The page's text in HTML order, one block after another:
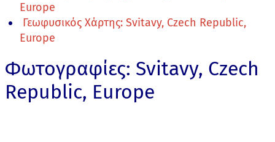
Europe
Γεωφυσικός Χάρτης: Svitavy, Czech Republic,
Europe
Φωτογραφίες: Svitavy, Czech
Republic, Europe